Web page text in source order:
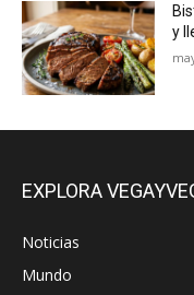
y
EXPLORA
Noticias
Mundo